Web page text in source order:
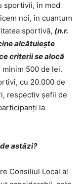
sportivii, în mod
noi, în cuantum
sportivă, (n.r.
alcătuieşte
criterii se alocă
500 de lei.
cu 20.000 de
respectiv şefii de
la
astăzi?
Consiliul Local al